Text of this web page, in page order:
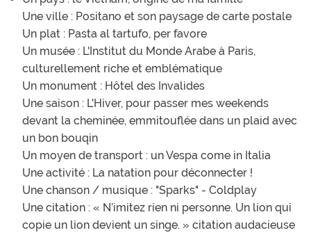
Une ville : Positano et son paysage de carte postale
Un plat : Pasta al tartufo, per favore
Un musée : L'Institut du Monde Arabe à Paris,
culturellement riche et emblématique
Un monument : Hôtel des Invalides
Une saison : L'Hiver, pour passer mes weekends
devant la cheminée, emmitouflée dans un plaid avec
un bon bouqin
Un moyen de transport : un Vespa come in Italia
Une activité : La natation pour déconnecter !
Une chanson / musique : "Sparks" - Coldplay
Une citation : « N’imitez rien ni personne. Un lion qui
copie un lion devient un singe. » citation audacieuse